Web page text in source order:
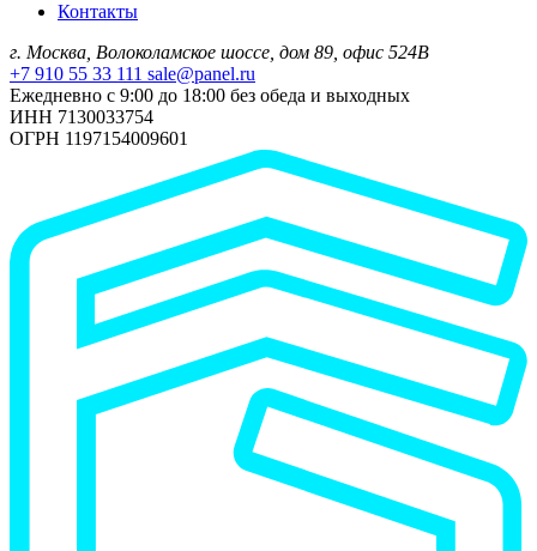
Контакты
г. Москва, Волоколамское шоссе, дом 89, офис 524В
+7 910 55 33 111 sale@panel.ru
Ежедневно с 9:00 до 18:00 без обеда и выходных
ИНН 7130033754
ОГРН 1197154009601